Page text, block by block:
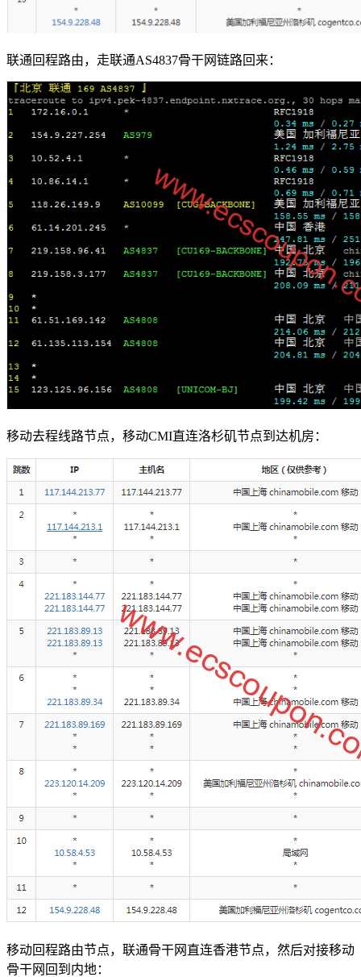
联通回程路由，走联通AS4837骨干网链路回来：
移动去程线路节点，移动CMI直连洛杉矶节点到达机房：
移动回程路由节点，联通骨干网直连香港节点，然后对接移动
骨干网回到内地：